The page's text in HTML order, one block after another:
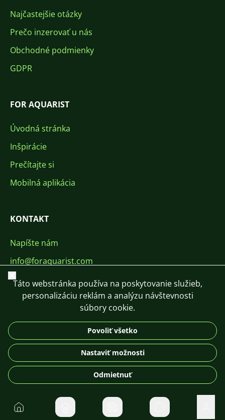
Najčastejšie otázky
Prečo inzerovať u nás
Obchodné podmienky
GDPR
FOR AQUARIST
Úvodná stránka
Inšpirácie
Prečítajte si
Mobilná aplikácia
KONTAKT
Napíšte nám
info@foraquarist.com
+420 603 449 602
DE
© 2026 For Aquarist
Domov Súkromné správy
Zavrieť
Táto webstránka používa na poskytovanie služieb,
personalizáciu reklám a analýzu návštevnosti
súbory cookie.
Povoliť všetko
Nastaviť možnosti
Odmietnuť